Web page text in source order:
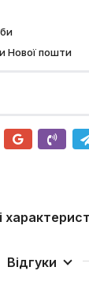
Нової пошти
Відгуки